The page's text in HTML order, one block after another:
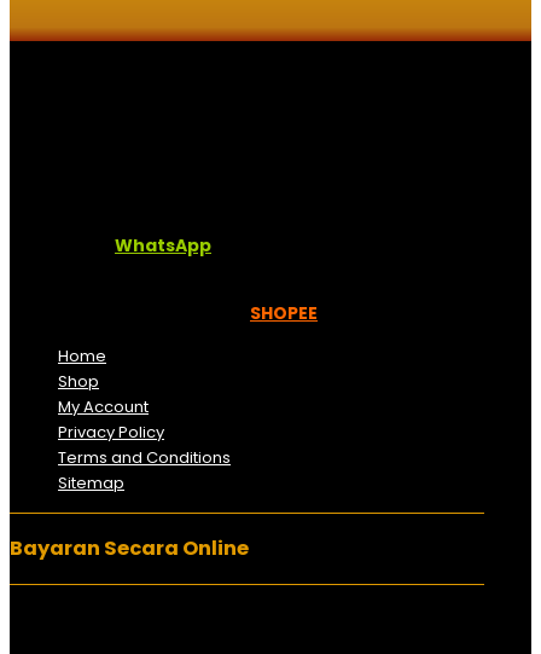
WhatsApp
SHOPEE
Home
Shop
My Account
Privacy Policy
Terms and Conditions
Sitemap
Bayaran Secara Online